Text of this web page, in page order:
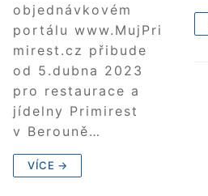
objednávkovém
portálu www.MujPri
mirest.cz přibude
od 5.dubna 2023
pro restaurace a
jídelny Primirest
v Berouně…
VÍCE →